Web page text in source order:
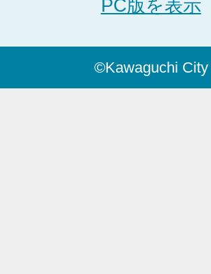
PC版を表示
©Kawaguchi City